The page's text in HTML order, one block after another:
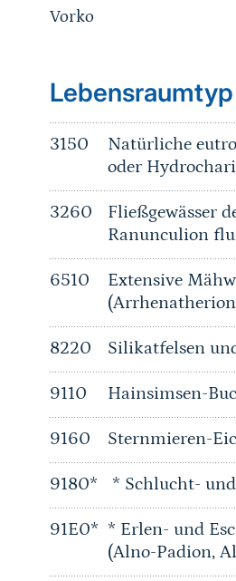
Vorko
Sprungmarke
Lebensraumtyp
3150
Natürliche
oder
3260
Fließgewässer
Ranunculion
6510
Extensive
8220 Silikatfelsen
9110 Hainsimsen-
9160 Sternmieren-
9180* * Schlucht-
91E0* * Erlen- und
(Alno-Padion,